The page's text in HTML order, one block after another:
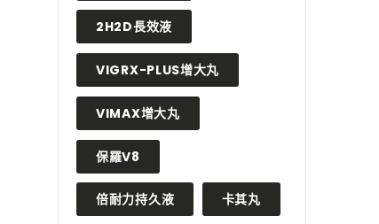
2H2D長效液
VIGRX-PLUS增大丸
VIMAX增大丸
保羅V8
倍耐力持久液 卡其丸